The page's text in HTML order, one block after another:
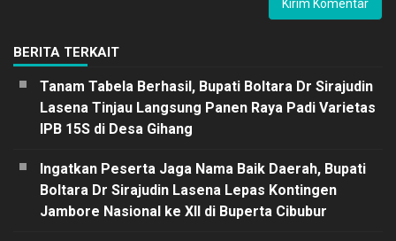
BERITA TERKAIT
Tanam Tabela Berhasil, Bupati Boltara Dr Sirajudin
Lasena Tinjau Langsung Panen Raya Padi Varietas
IPB 15S di Desa Gihang
Ingatkan Peserta Jaga Nama Baik Daerah, Bupati
Boltara Dr Sirajudin Lasena Lepas Kontingen
Jambore Nasional ke XII di Buperta Cibubur